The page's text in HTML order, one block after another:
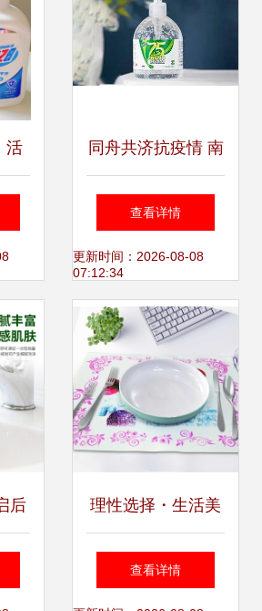
活
，
同舟共济抗疫情 南
京敖广集团向洛县
警局捐赠洗手液
查看详情
更新时间：2026-08-08
07:12:34
后
？
理性选择・生活美
学 定制PVC软胶餐
查看详情